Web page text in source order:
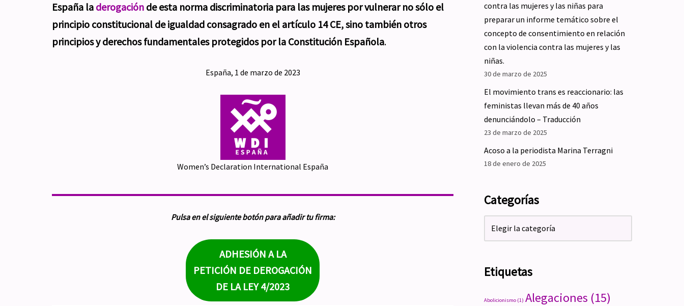
España la derogación de esta norma discriminatoria para las mujeres por vulnerar no sólo el
principio constitucional de igualdad consagrado en el artículo 14 CE, sino también otros
principios y derechos fundamentales protegidos por la Constitución Española.
España, 1 de marzo de 2023
Women’s Declaration International España
Pulsa en el siguiente botón para añadir tu firma:
ADHESIÓN A LA
PETICIÓN DE DEROGACIÓN
DE LA LEY 4/2023
contra las mujeres y las niñas para
preparar un informe temático sobre el
concepto de consentimiento en relación
con la violencia contra las mujeres y las
niñas.
30 de marzo de 2025
El movimiento trans es reaccionario: las
feministas llevan más de 40 años
denunciándolo – Traducción
23 de marzo de 2025
Acoso a la periodista Marina Terragni
18 de enero de 2025
Categorías
Etiquetas
Abolicionismo (1) Alegaciones (15)